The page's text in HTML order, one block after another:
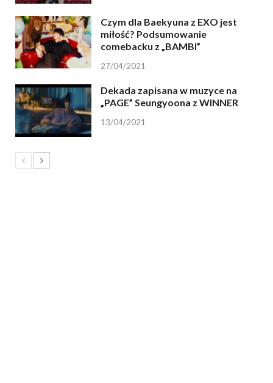
Czym dla Baekyuna z EXO jest
miłość? Podsumowanie
comebacku z „BAMBI”
27/04/2021
Dekada zapisana w muzyce na
„PAGE” Seungyoona z WINNER
13/04/2021